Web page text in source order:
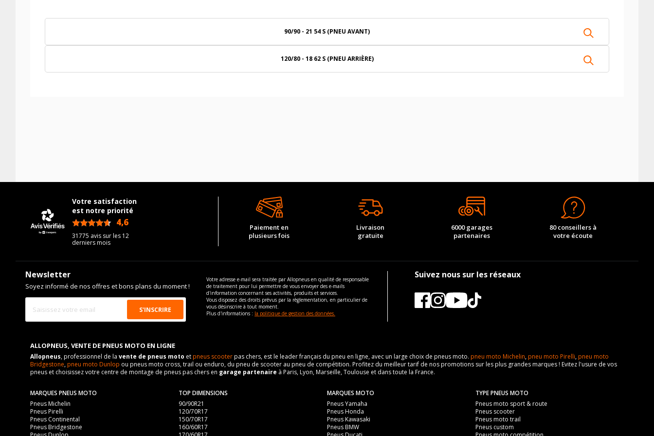
90/90 - 21 54 S (PNEU AVANT)
120/80 - 18 62 S (PNEU ARRIÈRE)
Votre satisfaction
est notre priorité
4,6
31775 avis sur les 12
derniers mois
Paiement en
plusieurs fois
Livraison
gratuite
6000 garages
partenaires
80 conseillers à
votre écoute
Newsletter
Soyez informé de nos offres et bons plans du moment !
Votre adresse e-mail sera traitée par Allopneus en qualité de responsable
de traitement pour lui permettre de vous envoyer des e-mails
d'information concernant ses activités, produits et services.
Vous disposez des droits prévus par la règlementation, en particulier de
vous désinscrire à tout moment.
Plus d'informations : la politique de gestion des données.
Suivez nous sur les réseaux
ALLOPNEUS, VENTE DE PNEUS MOTO EN LIGNE
Allopneus, professionnel de la vente de pneus moto etpneus scooterpas chers, est le leader français du pneu en ligne, avec un large choix de pneus moto. pneu moto Michelin,pneu moto Pirelli,pneu moto
Bridgestone,pneu moto Dunlop ou pneus moto cross, trail ou enduro, du pneu de scooter au pneu de compétition. Profitez du meilleur tarif de nos promotions sur les plus grandes marques ! Evitez l'usure de vos
pneus et choisissez votre centre de montage de pneus pas chers en garage partenaire à Paris, Lyon, Marseille, Toulouse et dans toute la France.
MARQUES PNEUS MOTO
Pneus Michelin
Pneus Pirelli
Pneus Continental
Pneus Bridgestone
TOP DIMENSIONS
90/90R21
120/70R17
150/70R17
160/60R17
MARQUES MOTO
Pneus Yamaha
Pneus Honda
Pneus Kawasaki
Pneus BMW
TYPE PNEUS MOTO
Pneus moto sport & route
Pneus scooter
Pneus moto trail
Pneus custom